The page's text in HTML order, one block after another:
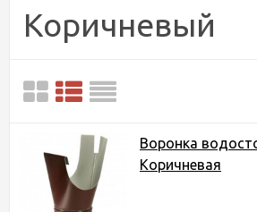
Коричневый
Воронка
Коричневая